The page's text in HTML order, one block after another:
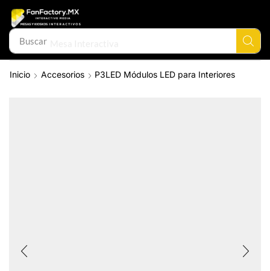
Buscar
Inicio Accesorios P3LED Módulos LED para Interiores